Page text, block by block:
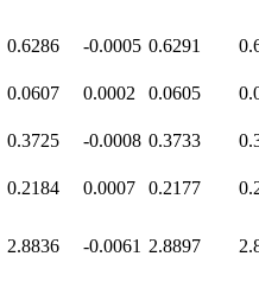
0.6286 -0.0005 0.6291
0.0607 0.0002 0.0605
0.3725 -0.0008 0.3733
0.2184 0.0007 0.2177
2.8836 -0.0061 2.8897